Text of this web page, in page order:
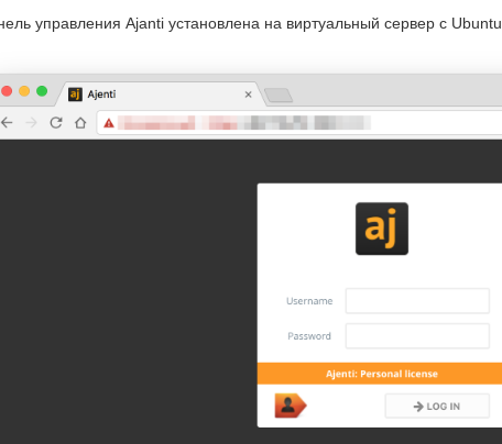
управления Ajanti установлена на виртуальный сервер с Ubuntu